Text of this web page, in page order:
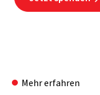
Mehr erfahren